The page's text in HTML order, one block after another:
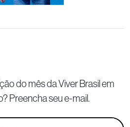
do mês da Viver Brasilem
Preencha seu e-mail.